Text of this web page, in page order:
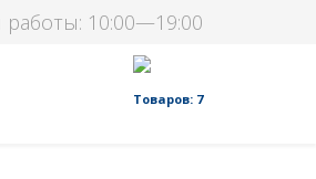
работы: 10:00—19:00
Товаров: 7